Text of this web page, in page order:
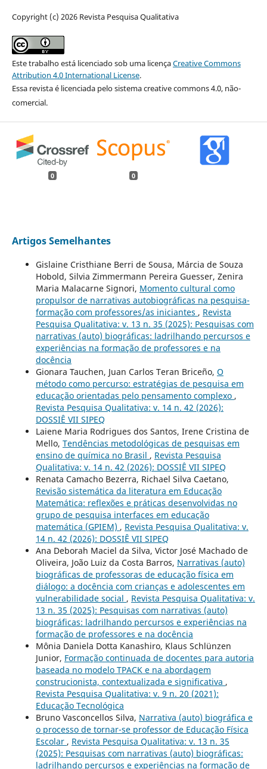
Copyright (c) 2026 Revista Pesquisa Qualitativa
Este trabalho está licenciado sob uma licençaCreative Commons
Attribution 4.0 International License.
Essa revista é licenciada pelo sistema creative commons 4.0, não-
comercial.
0 0
Artigos Semelhantes
Gislaine Cristhiane Berri de Sousa, Márcia de Souza
Hobold, Silvia Zimmermann Pereira Guesser, Zenira
Maria Malacarne Signori, Momento cultural como
propulsor de narrativas autobiográficas na pesquisa-
formação com professores/as iniciantes , Revista
Pesquisa Qualitativa: v. 13 n. 35 (2025): Pesquisas com
narrativas (auto) biográficas: ladrilhando percursos e
experiências na formação de professores e na
docência
Gionara Tauchen, Juan Carlos Teran Briceño, O
método como percurso: estratégias de pesquisa em
educação orientadas pelo pensamento complexo ,
Revista Pesquisa Qualitativa: v. 14 n. 42 (2026):
DOSSIÊ VII SIPEQ
Laiene Maria Rodrigues dos Santos, Irene Cristina de
Mello, Tendências metodológicas de pesquisas em
ensino de química no Brasil , Revista Pesquisa
Qualitativa: v. 14 n. 42 (2026): DOSSIÊ VII SIPEQ
Renata Camacho Bezerra, Richael Silva Caetano,
Revisão sistemática da literatura em Educação
Matemática: reflexões e práticas desenvolvidas no
grupo de pesquisa interfaces em educação
matemática (GPIEM) , Revista Pesquisa Qualitativa: v.
14 n. 42 (2026): DOSSIÊ VII SIPEQ
Ana Deborah Maciel da Silva, Victor José Machado de
Oliveira, João Luiz da Costa Barros, Narrativas (auto)
biográficas de professoras de educação física em
diálogo: a docência com crianças e adolescentes em
vulnerabilidade social , Revista Pesquisa Qualitativa: v.
13 n. 35 (2025): Pesquisas com narrativas (auto)
biográficas: ladrilhando percursos e experiências na
formação de professores e na docência
Mônia Daniela Dotta Kanashiro, Klaus Schlünzen
Junior, Formação continuada de docentes para autoria
baseada no modelo TPACK e na abordagem
construcionista, contextualizada e significativa ,
Revista Pesquisa Qualitativa: v. 9 n. 20 (2021):
Educação Tecnológica
Bruno Vasconcellos Silva, Narrativa (auto) biográfica e
o processo de tornar-se professor de Educação Física
Escolar , Revista Pesquisa Qualitativa: v. 13 n. 35
(2025): Pesquisas com narrativas (auto) biográficas:
ladrilhando percursos e experiências na formação de